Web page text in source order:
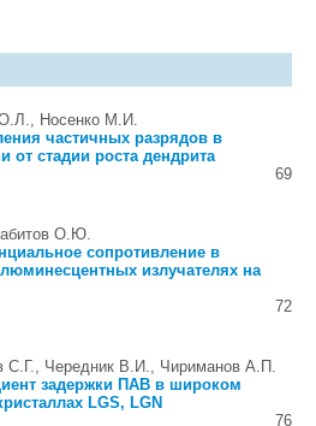
Носенко М.И.
частичных разрядов в
от стадии роста дендрита
69
О.Ю.
сопротивление в
излучателях на
72
Чередник В.И., Чириманов А.П.
задержки ПАВ в широком
LGS, LGN
76